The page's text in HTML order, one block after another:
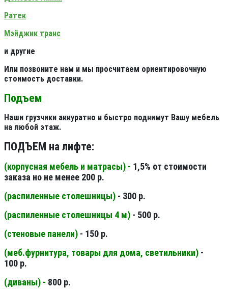
Ратек
Мэйджик транс
и другие
Или позвоните нам и мы просчитаем ориентировочную
стоимость доставки.
Подъем
Наши грузчики аккуратно и быстро поднимут Вашу мебель
на любой этаж.
ПОДЪЕМ на лифте:
(корпусная мебель и матрасы) - 1,5% от стоимости
заказа но не менее 200 р.
(распиленные столешницы) - 300 р.
(распиленные столешницы 4 м) - 500 р.
(стеновые панели) - 150 р.
(меб.фурнитура, товары для дома, светильники) -
100 р.
(диваны) - 800 р.